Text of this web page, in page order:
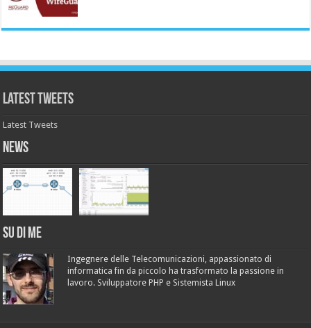
Latest Tweets
Latest Tweets
News
Su di me
Ingegnere delle Telecomunicazioni, appassionato di
informatica fin da piccolo ha trasformato la passione in
lavoro. Sviluppatore PHP e Sistemista Linux